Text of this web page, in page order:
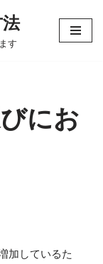
す
にお
加しているた